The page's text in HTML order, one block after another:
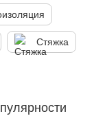
Стяжка